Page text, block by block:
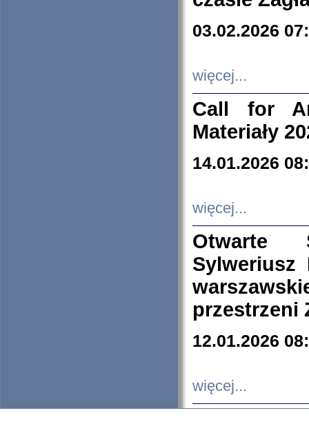
03.02.2026
więcej...
Call for
Materiały
14.01.2026
więcej...
Otwarte
Sylweriusz
przestrzeni
12.01.2026
więcej...